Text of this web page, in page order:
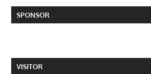
SPONSOR
VISITOR